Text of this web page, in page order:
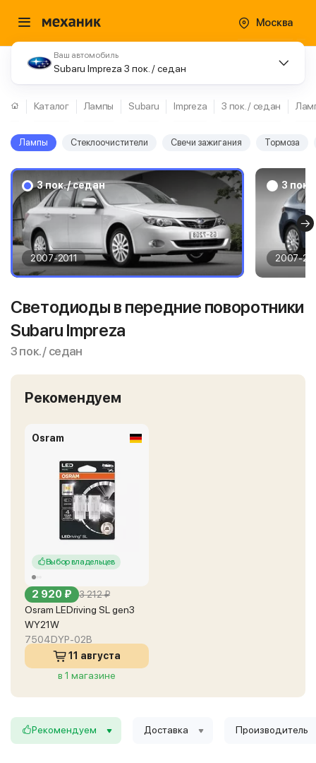
Москва
Ваш автомобиль
Subaru Impreza 3 пок. / седан
Каталог Лампы Subaru Impreza 3 пок. / седан
Лампы Стеклоочистители Свечи зажигания Тормоза
3 пок. / седан
2007-2011
3 пок.
2007-
Светодиоды в передние поворотники
Subaru Impreza
3 пок. / седан
Рекомендуем
Osram
Выбор владельцев
2 920 ₽ 3 212 ₽
Osram LEDriving SL gen3
WY21W
7504DYP-02B
11 августа
в 1 магазине
Рекомендуем Доставка Производитель